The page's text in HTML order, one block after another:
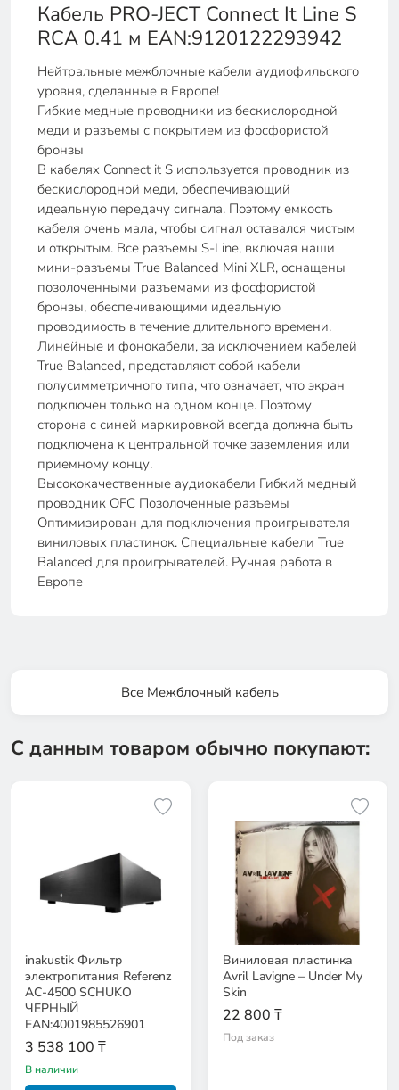
Кабель PRO-JECT Connect It Line S
RCA 0.41 м EAN:9120122293942
Нейтральные межблочные кабели аудиофильского
уровня, сделанные в Европе!
Гибкие медные проводники из бескислородной
меди и разъемы с покрытием из фосфористой
бронзы
В кабелях Connect it S используется проводник из
бескислородной меди, обеспечивающий
идеальную передачу сигнала. Поэтому емкость
кабеля очень мала, чтобы сигнал оставался чистым
и открытым. Все разъемы S-Line, включая наши
мини-разъемы True Balanced Mini XLR, оснащены
позолоченными разъемами из фосфористой
бронзы, обеспечивающими идеальную
проводимость в течение длительного времени.
Линейные и фонокабели, за исключением кабелей
True Balanced, представляют собой кабели
полусимметричного типа, что означает, что экран
подключен только на одном конце. Поэтому
сторона с синей маркировкой всегда должна быть
подключена к центральной точке заземления или
приемному концу.
Высококачественные аудиокабели Гибкий медный
проводник OFC Позолоченные разъемы
Оптимизирован для подключения проигрывателя
виниловых пластинок. Специальные кабели True
Balanced для проигрывателей. Ручная работа в
Европе
Все Межблочный кабель
С данным товаром обычно покупают:
inakustik Фильтр
электропитания Referenz
AC-4500 SCHUKO
ЧЕРНЫЙ
EAN:4001985526901
3 538 100 ₸
В наличии
Виниловая пластинка
Avril Lavigne – Under My
Skin
22 800 ₸
Под заказ